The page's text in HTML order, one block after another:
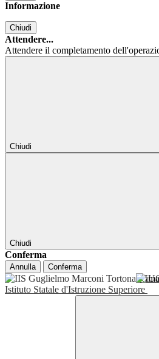
Informazione
Chiudi
Attendere...
Attendere il completamento
Chiudi
Chiudi
Conferma
Annulla Conferma
Istituto Statale d'Istruzione Superiore